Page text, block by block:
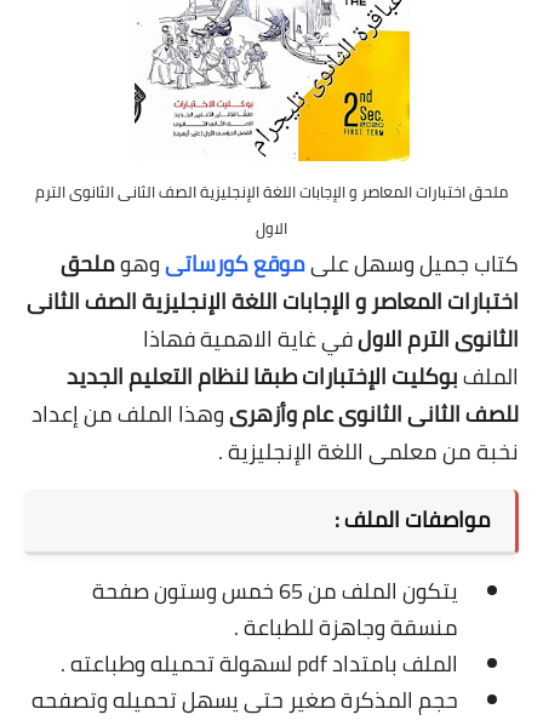
ملحق اختبارات المعاصر و الإجابات اللغة الإنجليزية الصف الثانى الثانوى الترم
الاول
كتاب جميل وسهل علىموقع كورساتىوهوملحق
اختبارات المعاصر و الإجابات اللغة الإنجليزية الصف الثانى
الثانوى الترم الاولفي غاية الاهمية فهاذا
الملفبوكليت الإختبارات طبقا لنظام التعليم الجديد
للصف الثانى الثانوى عام وأزهرىوهذا الملف من إعداد
نخبة من معلمى اللغة الإنجليزية .
مواصفات الملف :
يتكون الملف من 65 خمس وستون صفحة
منسقة وجاهزة للطباعة .
الملف بامتداد pdf لسهولة تحميله وطباعته .
حجم المذكرة صغير حتى يسهل تحميله وتصفحه